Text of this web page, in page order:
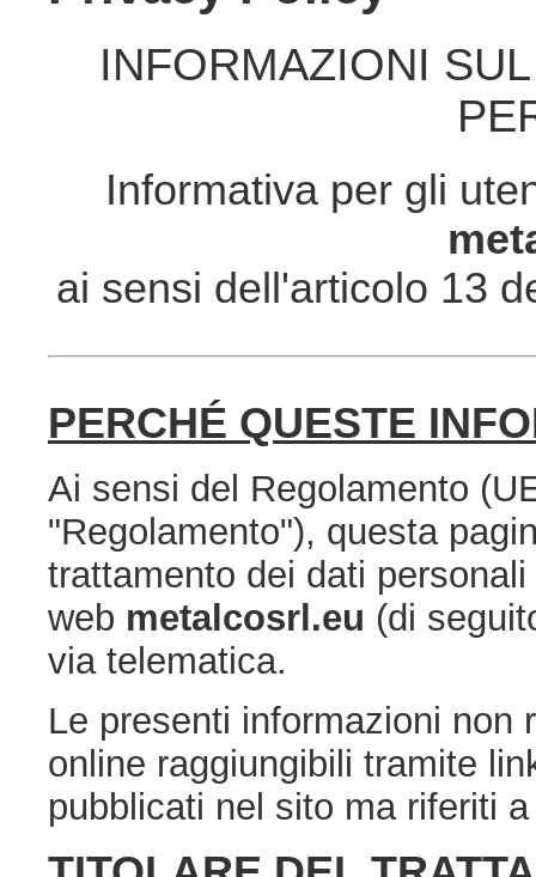
INFORMAZIONI
Informativa per gli
ai sensi dell'articolo 13
PERCHÉ QUESTE
Ai sensi del Regolamento
"Regolamento"), questa
trattamento dei dati
web metalcosrl.eu (di
via telematica.
Le presenti informazioni non
online raggiungibili tramite
pubblicati nel sito ma riferiti